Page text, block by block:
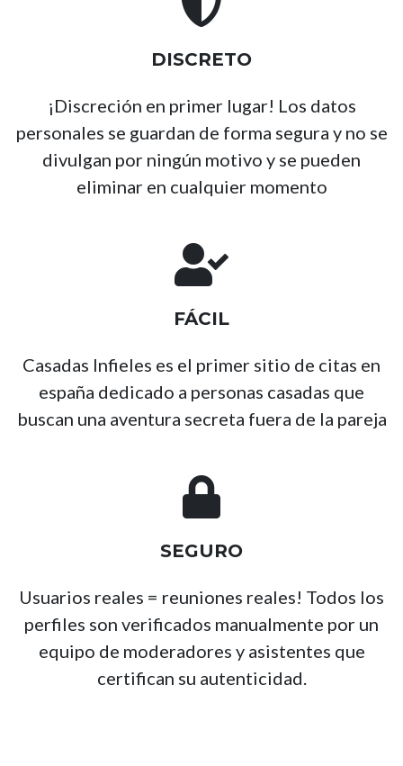
DISCRETO
¡Discreción en primer lugar! Los datos
personales se guardan de forma segura y no se
divulgan por ningún motivo y se pueden
eliminar en cualquier momento
FÁCIL
Casadas Infieles es el primer sitio de citas en
españa dedicado a personas casadas que
buscan una aventura secreta fuera de la pareja
SEGURO
Usuarios reales = reuniones reales! Todos los
perfiles son verificados manualmente por un
equipo de moderadores y asistentes que
certifican su autenticidad.